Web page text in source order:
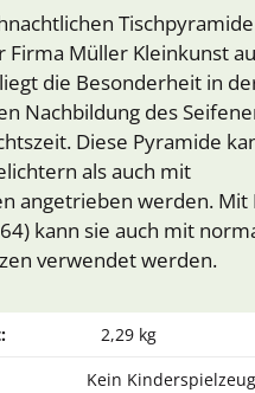
Firma Müller Kleinkunst
die Besonderheit in
Nachbildung des
Diese Pyramide
als auch mit
angetrieben werden. Mit
kann sie auch mit
verwendet werden.
2,29 kg
Kein